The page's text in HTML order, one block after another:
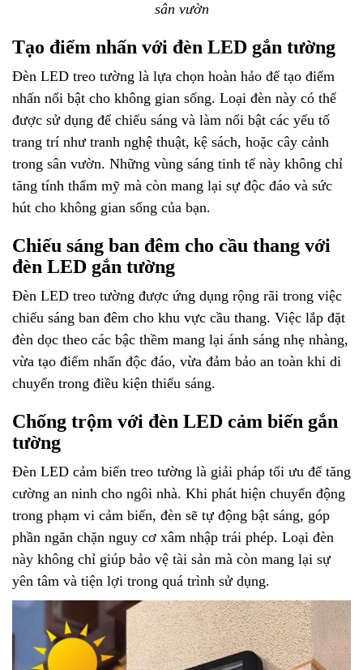
sân vườn
Tạo điểm nhấn với đèn LED gắn tường
Đèn LED treo tường là lựa chọn hoàn hảo để tạo điểm
nhấn nổi bật cho không gian sống. Loại đèn này có thể
được sử dụng để chiếu sáng và làm nổi bật các yếu tố
trang trí như tranh nghệ thuật, kệ sách, hoặc cây cảnh
trong sân vườn. Những vùng sáng tinh tế này không chỉ
tăng tính thẩm mỹ mà còn mang lại sự độc đáo và sức
hút cho không gian sống của bạn.
Chiếu sáng ban đêm cho cầu thang với
đèn LED gắn tường
Đèn LED treo tường được ứng dụng rộng rãi trong việc
chiếu sáng ban đêm cho khu vực cầu thang. Việc lắp đặt
đèn dọc theo các bậc thềm mang lại ánh sáng nhẹ nhàng,
vừa tạo điểm nhấn độc đáo, vừa đảm bảo an toàn khi di
chuyển trong điều kiện thiếu sáng.
Chống trộm với đèn LED cảm biến gắn
tường
Đèn LED cảm biến treo tường là giải pháp tối ưu để tăng
cường an ninh cho ngôi nhà. Khi phát hiện chuyển động
trong phạm vi cảm biến, đèn sẽ tự động bật sáng, góp
phần ngăn chặn nguy cơ xâm nhập trái phép. Loại đèn
này không chỉ giúp bảo vệ tài sản mà còn mang lại sự
yên tâm và tiện lợi trong quá trình sử dụng.